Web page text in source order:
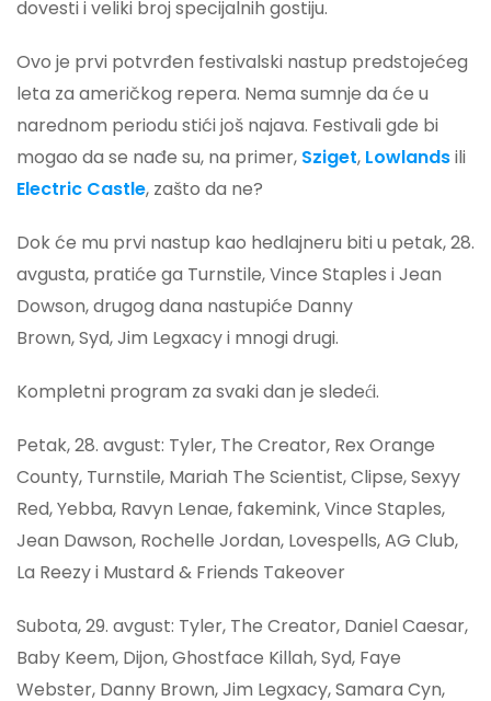
dovesti i veliki broj specijalnih gostiju.
Ovo je prvi potvrđen festivalski nastup predstojećeg
leta za američkog repera. Nema sumnje da će u
narednom periodu stići još najava. Festivali gde bi
mogao da se nađe su, na primer, Sziget, Lowlandsili
Electric Castle, zašto da ne?
Dok će mu prvi nastup kao hedlajneru biti u petak, 28.
avgusta, pratiće ga Turnstile, Vince Staples i Jean
Dowson, drugog dana nastupiće Danny
Brown, Syd, Jim Legxacy i mnogi drugi.
Kompletni program za svaki dan je sledeći.
Petak, 28. avgust: Tyler, The Creator, Rex Orange
County, Turnstile, Mariah The Scientist, Clipse, Sexyy
Red, Yebba, Ravyn Lenae, fakemink, Vince Staples,
Jean Dawson, Rochelle Jordan, Lovespells, AG Club,
La Reezy i Mustard & Friends Takeover
Subota, 29. avgust: Tyler, The Creator, Daniel Caesar,
Baby Keem, Dijon, Ghostface Killah, Syd, Faye
Webster, Danny Brown, Jim Legxacy, Samara Cyn,